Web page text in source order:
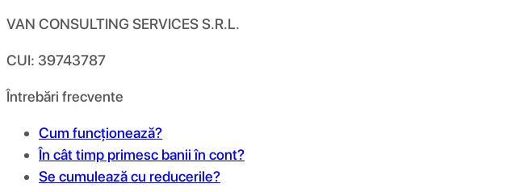
VAN CONSULTING SERVICES S.R.L.
CUI: 39743787
Întrebări frecvente
Cum funcționează?
În cât timp primesc banii în cont?
Se cumulează cu reducerile?